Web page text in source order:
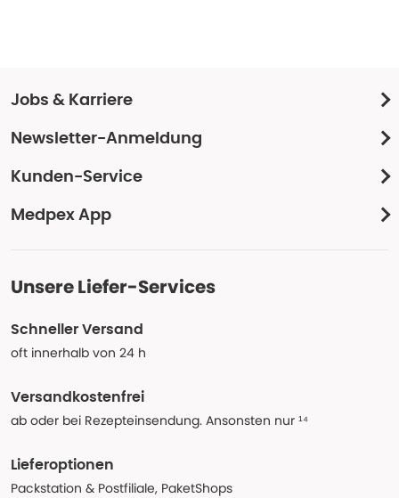
Jobs & Karriere
Newsletter-Anmeldung
Kunden-Service
Medpex App
Unsere Liefer-Services
Schneller Versand
oft innerhalb von 24 h
Versandkostenfrei
ab oder bei Rezepteinsendung. Ansonsten nur ¹⁴
Lieferoptionen
Packstation & Postfiliale, PaketShops